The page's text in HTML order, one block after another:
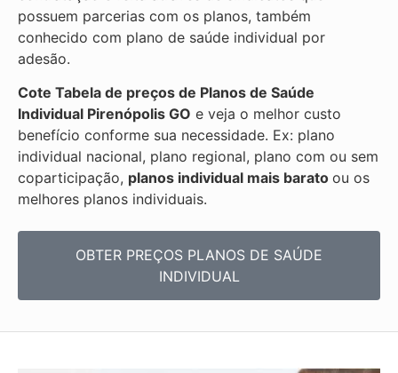
possuem parcerias com os planos, também
conhecido com plano de saúde individual por
adesão.
Cote Tabela de preços de Planos de Saúde
Individual Pirenópolis GO e veja o melhor custo
benefício conforme sua necessidade. Ex: plano
individual nacional, plano regional, plano com ou sem
coparticipação, planos individual mais barato ou os
melhores planos individuais.
OBTER PREÇOS PLANOS DE SAÚDE
INDIVIDUAL